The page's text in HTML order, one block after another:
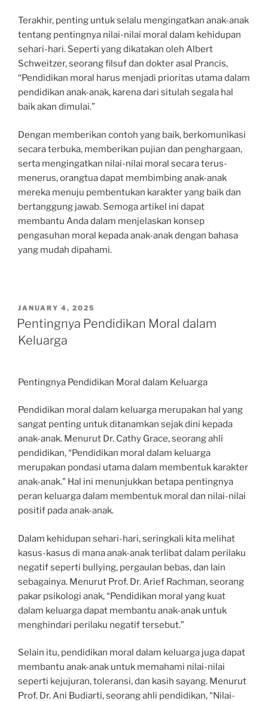
Terakhir, penting untuk selalu mengingatkan anak-anak
tentang pentingnya nilai-nilai moral dalam kehidupan
sehari-hari. Seperti yang dikatakan oleh Albert
Schweitzer, seorang filsuf dan dokter asal Prancis,
“Pendidikan moral harus menjadi prioritas utama dalam
pendidikan anak-anak, karena dari situlah segala hal
baik akan dimulai.”
Dengan memberikan contoh yang baik, berkomunikasi
secara terbuka, memberikan pujian dan penghargaan,
serta mengingatkan nilai-nilai moral secara terus-
menerus, orangtua dapat membimbing anak-anak
mereka menuju pembentukan karakter yang baik dan
bertanggung jawab. Semoga artikel ini dapat
membantu Anda dalam menjelaskan konsep
pengasuhan moral kepada anak-anak dengan bahasa
yang mudah dipahami.
POSTED
ON
JANUARY 4, 2025
Pentingnya Pendidikan Moral dalam
Keluarga
Pentingnya Pendidikan Moral dalam Keluarga
Pendidikan moral dalam keluarga merupakan hal yang
sangat penting untuk ditanamkan sejak dini kepada
anak-anak. Menurut Dr. Cathy Grace, seorang ahli
pendidikan, “Pendidikan moral dalam keluarga
merupakan pondasi utama dalam membentuk karakter
anak-anak.” Hal ini menunjukkan betapa pentingnya
peran keluarga dalam membentuk moral dan nilai-nilai
positif pada anak-anak.
Dalam kehidupan sehari-hari, seringkali kita melihat
kasus-kasus di mana anak-anak terlibat dalam perilaku
negatif seperti bullying, pergaulan bebas, dan lain
sebagainya. Menurut Prof. Dr. Arief Rachman, seorang
pakar psikologi anak, “Pendidikan moral yang kuat
dalam keluarga dapat membantu anak-anak untuk
menghindari perilaku negatif tersebut.”
Selain itu, pendidikan moral dalam keluarga juga dapat
membantu anak-anak untuk memahami nilai-nilai
seperti kejujuran, toleransi, dan kasih sayang. Menurut
Prof. Dr. Ani Budiarti, seorang ahli pendidikan, “Nilai-